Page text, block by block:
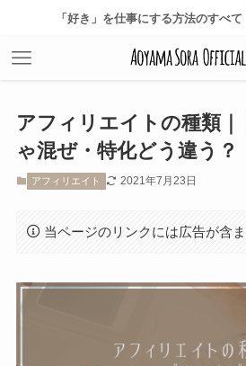
「好き」を仕事にする方法のすべて
アフィリエイトの種類
ゃ混ぜ・特化どう違う？
アフィリエイト 2021年7月23日
当ページのリンクには広告が含ま